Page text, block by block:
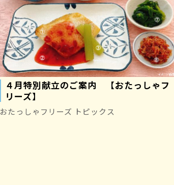
４月特別献立のご案内 【おたっしゃフ
リーズ】
おたっしゃフリーズ トピックス